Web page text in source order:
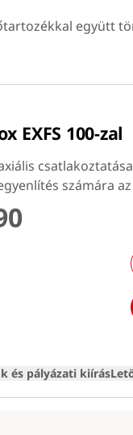
együtt
EXFS 100-zal
számára az
és pályázati kiírás